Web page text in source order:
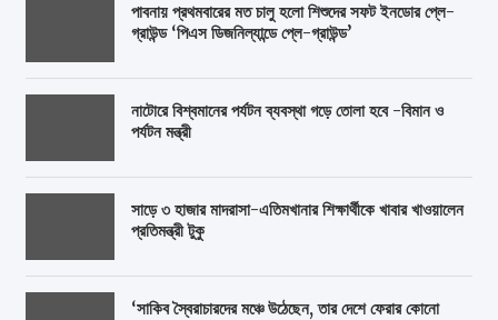
পাবনায় প্রথমবারের মত চালু হলো শিশুদের সফট ইনডোর প্লে-
গ্রাউন্ড ‘পিএস ডিজনিল্যান্ডে প্লে-গ্রাউন্ড’
নাটোরে বিশ্বমানের পর্যটন ব্যবস্থা গড়ে তোলা হবে -বিমান ও
পর্যটন মন্ত্রী
সাড়ে ৩ হাজার মাদরাসা-এতিমখানার শিক্ষার্থীকে খাবার খাওয়ালেন
প্রতিমন্ত্রী টুকু
‘সাকিব স্বৈরাচারদের মঞ্চে উঠেছেন, তার দেশে ফেরার কোনো